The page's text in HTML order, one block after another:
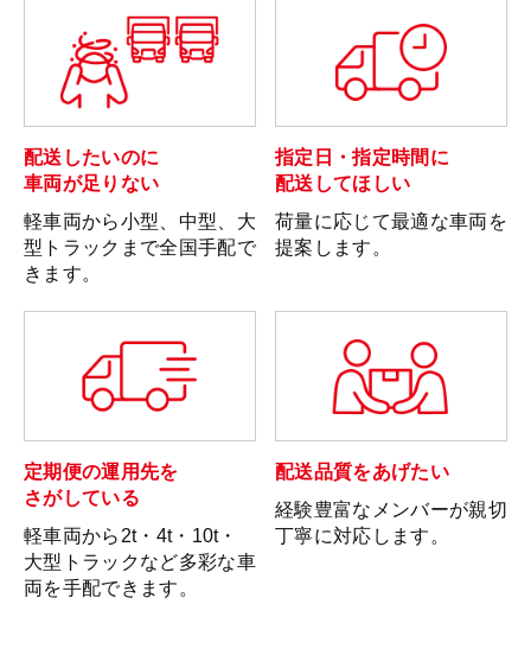
配送したいのに
車両が足りない
軽車両から小型、中型、大
型トラックまで全国手配で
きます。
指定日・指定時間に
配送してほしい
荷量に応じて最適な車両を
提案します。
定期便の運用先を
さがしている
軽車両から2t・4t・10t・
大型トラックなど多彩な車
両を手配できます。
配送品質をあげたい
経験豊富なメンバーが親切
丁寧に対応します。